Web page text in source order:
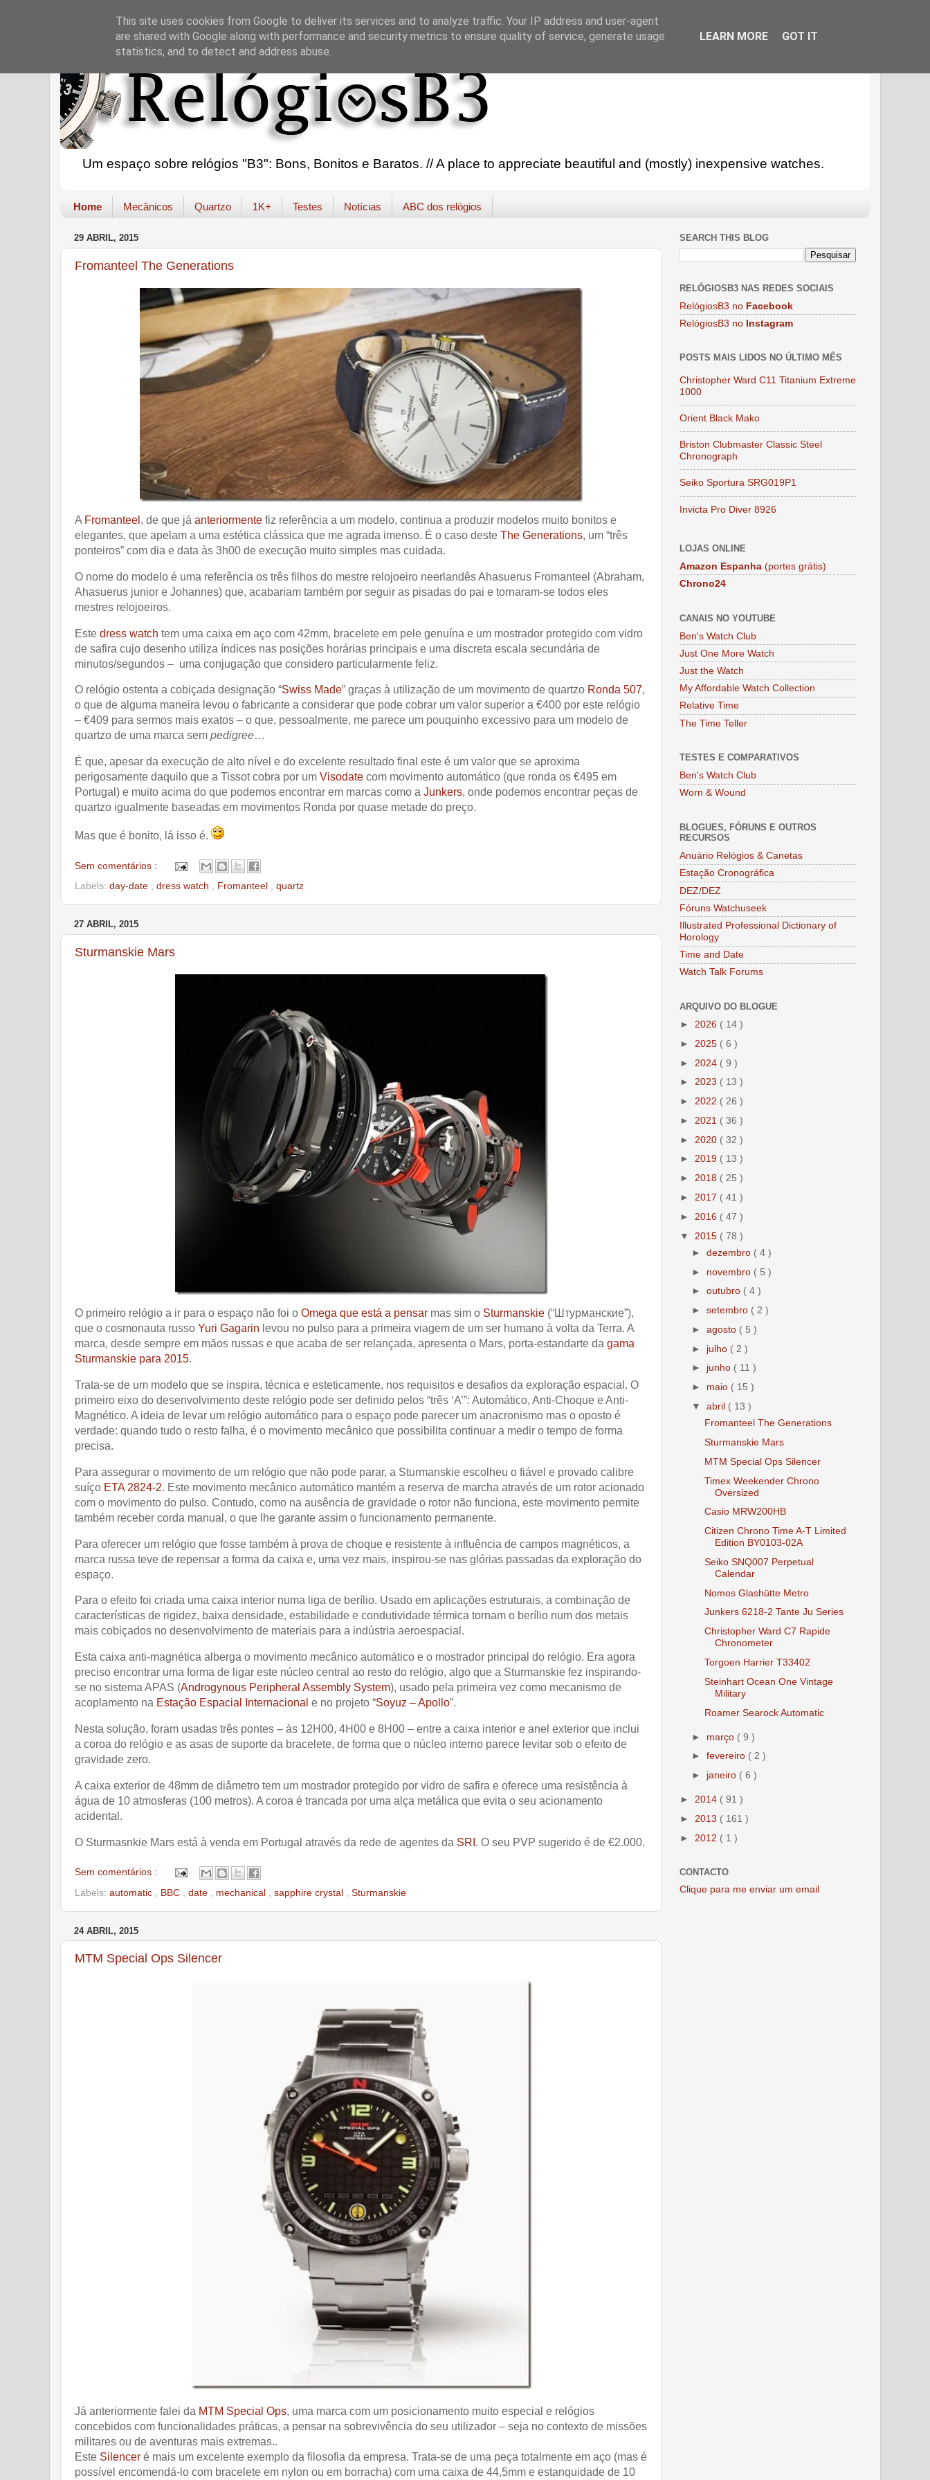
Um espaço sobre relógios "B3": Bons, Bonitos e Baratos. // A place to appreciate beautiful and (mostly) inexpensive watches.
Home Mecânicos Quartzo 1K+ Testes Notícias ABC dos relógios
29 ABRIL, 2015
Fromanteel The Generations
A Fromanteel , de que já anteriormente fiz referência a um modelo, continua a produzir modelos muito bonitos e
elegantes, que apelam a uma estética clássica que me agrada imenso. É o caso deste The Generations, um “três
ponteiros” com dia e data às 3h00 de execução muito simples mas cuidada.
O nome do modelo é uma referência os três filhos do mestre relojoeiro neerlandês Ahasuerus Fromanteel (Abraham,
Ahasuerus junior e Johannes) que, acabariam também por seguir as pisadas do pai e tornaram-se todos eles
mestres relojoeiros.
Este dress watch tem uma caixa em aço com 42mm, bracelete em pele genuína e um mostrador protegido com vidro
de safira cujo desenho utiliza índices nas posições horárias principais e uma discreta escala secundária de
minutos/segundos – uma conjugação que considero particularmente feliz.
O relógio ostenta a cobiçada designação “Swiss Made” graças à utilização de um movimento de quartzo Ronda 507,
o que de alguma maneira levou o fabricante a considerar que pode cobrar um valor superior a €400 por este relógio
– €409 para sermos mais exatos – o que, pessoalmente, me parece um pouquinho excessivo para um modelo de
quartzo de uma marca sem pedigree…
É que, apesar da execução de alto nível e do excelente resultado final este é um valor que se aproxima
perigosamente daquilo que a Tissot cobra por um Visodate com movimento automático (que ronda os €495 em
Portugal) e muito acima do que podemos encontrar em marcas como a Junkers, onde podemos encontrar peças de
quartzo igualmente baseadas em movimentos Ronda por quase metade do preço.
Mas que é bonito, lá isso é.
Sem comentários :
Labels: day-date dress watch Fromanteel quartz
27 ABRIL, 2015
Sturmanskie Mars
O primeiro relógio a ir para o espaço não foi o Omega que está a pensar mas sim o Sturmanskie (“Штурманские”),
que o cosmonauta russo Yuri Gagarin levou no pulso para a primeira viagem de um ser humano à volta da Terra. A
marca, desde sempre em mãos russas e que acaba de ser relançada, apresenta o Mars, porta-estandarte da gama
Sturmanskie para 2015.
Trata-se de um modelo que se inspira, técnica e esteticamente, nos requisitos e desafios da exploração espacial. O
primeiro eixo do desenvolvimento deste relógio pode ser definido pelos “três ‘A’”: Automático, Anti-Choque e Anti-
Magnético. A ideia de levar um relógio automático para o espaço pode parecer um anacronismo mas o oposto é
verdade: quando tudo o resto falha, é o movimento mecânico que possibilita continuar a medir o tempo de forma
precisa.
Para assegurar o movimento de um relógio que não pode parar, a Sturmanskie escolheu o fiável e provado calibre
suíço ETA 2824-2. Este movimento mecânico automático mantém a reserva de marcha através de um rotor acionado
com o movimento do pulso. Contudo, como na ausência de gravidade o rotor não funciona, este movimento permite
também receber corda manual, o que lhe garante assim o funcionamento permanente.
Para oferecer um relógio que fosse também à prova de choque e resistente à influência de campos magnéticos, a
marca russa teve de repensar a forma da caixa e, uma vez mais, inspirou-se nas glórias passadas da exploração do
espaço.
Para o efeito foi criada uma caixa interior numa liga de berílio. Usado em aplicações estruturais, a combinação de
características de rigidez, baixa densidade, estabilidade e condutividade térmica tornam o berílio num dos metais
mais cobiçados no desenvolvimento de materiais para a indústria aeroespacial.
Esta caixa anti-magnética alberga o movimento mecânico automático e o mostrador principal do relógio. Era agora
preciso encontrar uma forma de ligar este núcleo central ao resto do relógio, algo que a Sturmanskie fez inspirando-
se no sistema APAS (Androgynous Peripheral Assembly System), usado pela primeira vez como mecanismo de
acoplamento na Estação Espacial Internacional e no projeto “Soyuz – Apollo”.
Nesta solução, foram usadas três pontes – às 12H00, 4H00 e 8H00 – entre a caixa interior e anel exterior que inclui
a coroa do relógio e as asas de suporte da bracelete, de forma que o núcleo interno parece levitar sob o efeito de
gravidade zero.
A caixa exterior de 48mm de diâmetro tem um mostrador protegido por vidro de safira e oferece uma resistência à
água de 10 atmosferas (100 metros). A coroa é trancada por uma alça metálica que evita o seu acionamento
acidental.
O Sturmasnkie Mars está à venda em Portugal através da rede de agentes da SRI . O seu PVP sugerido é de €2.000.
Sem comentários :
Labels: automatic BBC date mechanical sapphire crystal Sturmanskie
24 ABRIL, 2015
MTM Special Ops Silencer
Já anteriormente falei da MTM Special Ops, uma marca com um posicionamento muito especial e relógios
concebidos com funcionalidades práticas, a pensar na sobrevivência do seu utilizador – seja no contexto de missões
militares ou de aventuras mais extremas..
Este Silencer é mais um excelente exemplo da filosofia da empresa. Trata-se de uma peça totalmente em aço (mas é
possível encomendá-lo com bracelete em nylon ou em borracha) com uma caixa de 44,5mm e estanquidade de 10
SEARCH THIS BLOG
RELÓGIOSB3 NAS REDES SOCIAIS
RelógiosB3 no Facebook
RelógiosB3 no Instagram
POSTS MAIS LIDOS NO ÚLTIMO MÊS
Christopher Ward C11 Titanium Extreme
1000
Orient Black Mako
Briston Clubmaster Classic Steel
Chronograph
Seiko Sportura SRG019P1
Invicta Pro Diver 8926
LOJAS ONLINE
Amazon Espanha (portes grátis)
Chrono24
CANAIS NO YOUTUBE
Ben's Watch Club
Just One More Watch
Just the Watch
My Affordable Watch Collection
Relative Time
The Time Teller
TESTES E COMPARATIVOS
Ben's Watch Club
Worn & Wound
BLOGUES, FÓRUNS E OUTROS
RECURSOS
Anuário Relógios & Canetas
Estação Cronográfica
DEZ/DEZ
Fóruns Watchuseek
Illustrated Professional Dictionary of
Horology
Time and Date
Watch Talk Forums
ARQUIVO DO BLOGUE
► 2026 ( 14 )
► 2025 ( 6 )
► 2024 ( 9 )
► 2023 ( 13 )
► 2022 ( 26 )
► 2021 ( 36 )
► 2020 ( 32 )
► 2019 ( 13 )
► 2018 ( 25 )
► 2017 ( 41 )
► 2016 ( 47 )
▼ 2015 ( 78 )
►dezembro ( 4 )
► novembro ( 5 )
►outubro ( 4 )
►setembro ( 2 )
►agosto ( 5 )
► julho ( 2 )
► junho ( 11 )
► maio ( 15 )
▼abril ( 13 )
Fromanteel The Generations
Sturmanskie Mars
MTM Special Ops Silencer
Timex Weekender Chrono
Oversized
Casio MRW200HB
Citizen Chrono Time A-T Limited
Edition BY0103-02A
Seiko SNQ007 Perpetual
Calendar
Nomos Glashütte Metro
Junkers 6218-2 Tante Ju Series
Christopher Ward C7 Rapide
Chronometer
Torgoen Harrier T33402
Steinhart Ocean One Vintage
Military
Roamer Searock Automatic
► março ( 9 )
►fevereiro ( 2 )
► janeiro ( 6 )
► 2014 ( 91 )
► 2013 ( 161 )
► 2012 ( 1 )
CONTACTO
Clique para me enviar um email
This site uses cookies from Google to deliver its services and to analyze traffic. Your IP address and user-agent
are shared with Google along with performance and security metrics to ensure quality of service, generate usage
statistics, and to detect and address abuse.
LEARN MORE GOT IT